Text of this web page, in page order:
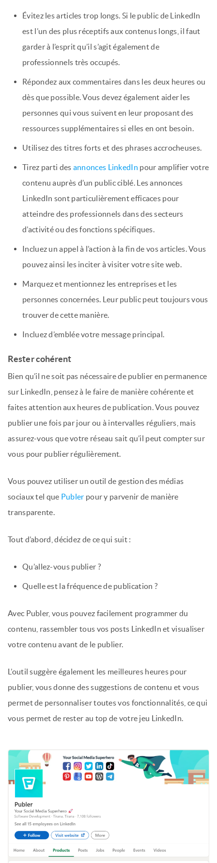
Évitez les articles trop longs. Si le public de LinkedIn
est l’un des plus réceptifs aux contenus longs, il faut
garder à l’esprit qu’il s’agit également de
professionnels très occupés.
Répondez aux commentaires dans les deux heures ou
dès que possible. Vous devez également aider les
personnes qui vous suivent en leur proposant des
ressources supplémentaires si elles en ont besoin.
Utilisez des titres forts et des phrases accrocheuses.
Tirez parti des annonces LinkedIn pour amplifier votre
contenu auprès d’un public ciblé. Les annonces
LinkedIn sont particulièrement efficaces pour
atteindre des professionnels dans des secteurs
d’activité ou des fonctions spécifiques.
Incluez un appel à l’action à la fin de vos articles. Vous
pouvez ainsi les inciter à visiter votre site web.
Marquez et mentionnez les entreprises et les
personnes concernées. Leur public peut toujours vous
trouver de cette manière.
Incluez d’emblée votre message principal.
Rester cohérent
Bien qu’il ne soit pas nécessaire de publier en permanence
sur LinkedIn, pensez à le faire de manière cohérente et
faites attention aux heures de publication. Vous pouvez
publier une fois par jour ou à intervalles réguliers, mais
assurez-vous que votre réseau sait qu’il peut compter sur
vous pour publier régulièrement.
Vous pouvez utiliser un outil de gestion des médias
sociaux tel que Publer pour y parvenir de manière
transparente.
Tout d’abord, décidez de ce qui suit :
Qu’allez-vous publier ?
Quelle est la fréquence de publication ?
Avec Publer, vous pouvez facilement programmer du
contenu, rassembler tous vos posts LinkedIn et visualiser
votre contenu avant de le publier.
L’outil suggère également les meilleures heures pour
publier, vous donne des suggestions de contenu et vous
permet de personnaliser toutes vos fonctionnalités, ce qui
vous permet de rester au top de votre jeu LinkedIn.